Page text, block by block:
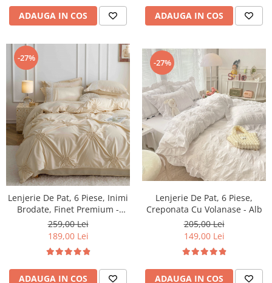
ADAUGA IN COS ADAUGA IN COS
-27%
Lenjerie De Pat, 6 Piese, Inimi
Brodate, Finet Premium -
Crem
259,00 Lei
189,00 Lei
ADAUGA IN COS
-27%
Lenjerie De Pat, 6 Piese,
Creponata Cu Volanase - Alb
205,00 Lei
149,00 Lei
ADAUGA IN COS